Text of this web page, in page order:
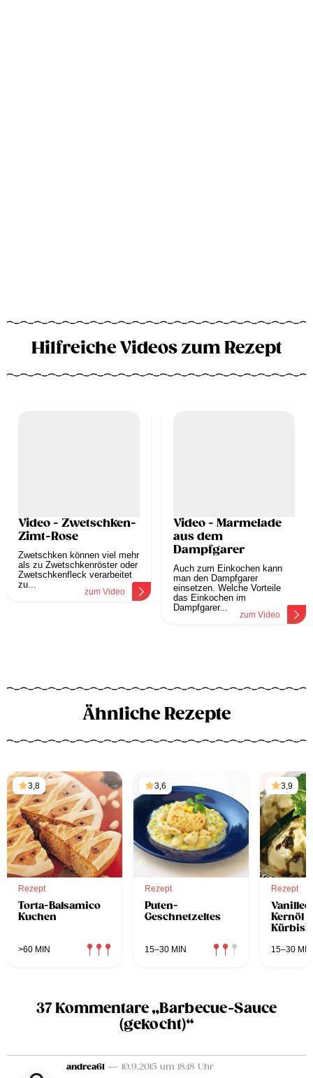
Hilfreiche Videos zum Rezept
Video - Zwetschken-
Zimt-Rose
Zwetschken können viel mehr
als zu Zwetschkenröster oder
Zwetschkenfleck verarbeitet
zu...
zum Video
Video - Marmelade
aus dem
Dampfgarer
Auch zum Einkochen kann
man den Dampfgarer
einsetzen. Welche Vorteile
das Einkochen im
Dampfgarer...
zum Video
Ähnliche Rezepte
3,8
Rezept
Torta-Balsamico
Kuchen
>60 MIN
3,6
Rezept
Puten-
Geschnetzeltes
15–30 MIN
3,9
Rezept
Kernöl
15–30 MIN
37 Kommentare „Barbecue-Sauce
(gekocht)“
andrea61 — 10.9.2015 um 18:18 Uhr